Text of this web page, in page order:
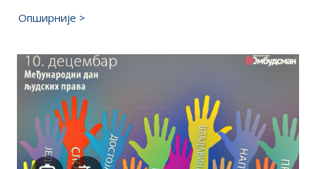
Опширније >